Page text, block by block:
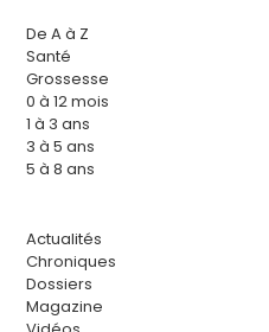
De A à Z
Santé
Grossesse
0 à 12 mois
1 à 3 ans
3 à 5 ans
5 à 8 ans
Actualités
Chroniques
Dossiers
Magazine